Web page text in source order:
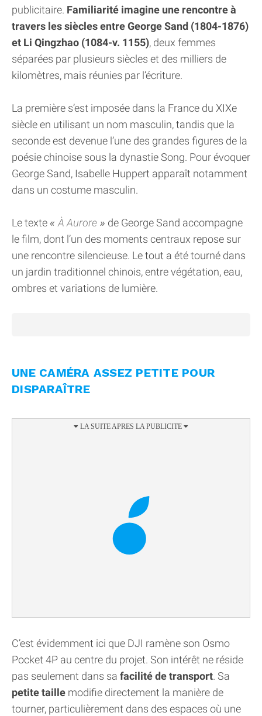
publicitaire. Familiarité imagine une rencontre à
travers les siècles entre George Sand (1804-1876)
et Li Qingzhao (1084-v. 1155), deux femmes
séparées par plusieurs siècles et des milliers de
kilomètres, mais réunies par l’écriture.
La première s’est imposée dans la France du XIXe
siècle en utilisant un nom masculin, tandis que la
seconde est devenue l’une des grandes figures de la
poésie chinoise sous la dynastie Song. Pour évoquer
George Sand, Isabelle Huppert apparaît notamment
dans un costume masculin.
Le texte À Aurore
de George Sand accompagne
le film, dont l’un des moments centraux repose sur
une rencontre silencieuse. Le tout a été tourné dans
un jardin traditionnel chinois, entre végétation, eau,
ombres et variations de lumière.
UNE CAMÉRA ASSEZ PETITE POUR
DISPARAÎTRE
C’est évidemment ici que DJI ramène son Osmo
Pocket 4P au centre du projet. Son intérêt ne réside
pas seulement dans sa facilité de transport. Sa
petite taille modifie directement la manière de
tourner, particulièrement dans des espaces où une